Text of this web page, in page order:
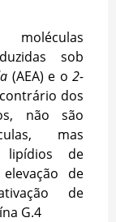
sob
(AEA) e o2-
dos
não são
mas
de
de
de
G.4